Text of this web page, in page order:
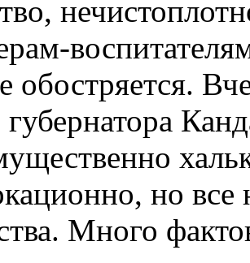
обостряется.
губернатора
но все
Много